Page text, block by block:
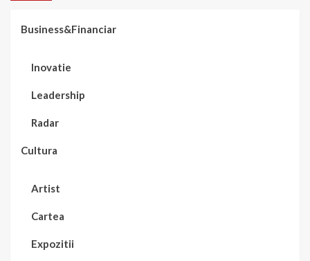
Business&Financiar
Inovatie
Leadership
Radar
Cultura
Artist
Cartea
Expozitii